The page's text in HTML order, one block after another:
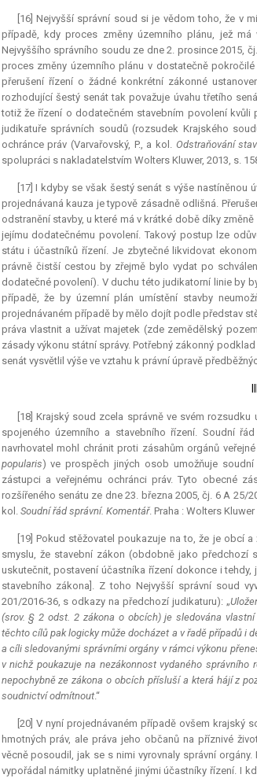
[16] Nejvyšší správní soud si je vědom toho, že v
případě, kdy proces změny územního plánu, jež
Nejvyššího správního soudu ze dne 2. prosince 2015,
proces změny územního plánu v dostatečně
přerušení řízení o žádné konkrétní zákonné
rozhodující šestý senát tak považuje úvahu třetího
totiž že řízení o dodatečném stavebním povolení
judikatuře správních soudů (rozsudek Krajského
ochránce práv (Varvařovský, P., a kol. Odstraňování
spolupráci s nakladatelstvím Wolters Kluwer, 2013, s.
[17] I kdyby se však šestý senát s výše
projednávaná kauza je typově zásadně odlišná.
odstranění stavby, u které má v krátké době díky
jejímu dodatečnému povolení. Takový postup lze
státu i účastníků řízení. Je zbytečné likvidovat
právně čistší cestou by zřejmě bylo vydat po
dodatečné povolení). V duchu této judikatorní linie by
případě, že by územní plán umístění stavby
projednávaném případě by mělo dojít podle představ
práva vlastnit a užívat majetek (zde zemědělský
zásady výkonu státní správy. Potřebný zákonný
senát vysvětlil výše ve vztahu k právní úpravě
[18] Krajský soud zcela správně ve svém
spojeného územního a stavebního řízení. Soudní
navrhovatel mohl chránit proti zásahům orgánů
popularis) ve prospěch jiných osob umožňuje
zástupci a veřejnému ochránci práv. Tyto obecné
rozšířeného senátu ze dne 23. března 2005, čj. 6 A 25/
kol. Soudní řád správní. Komentář. Praha : Wolters Kluwer
[19] Pokud stěžovatel poukazuje na to, že je obcí
smyslu, že stavební zákon (obdobně jako předchozí
uskutečnit, postavení účastníka řízení dokonce i
stavebního zákona]. Z toho Nejvyšší správní soud
201/2016-36, s odkazy na předchozí judikaturu): „
(srov. § 2 odst. 2 zákona o obcích) je sledována
těchto cílů pak logicky může docházet a v řadě případů i
a cíli sledovanými správními orgány v rámci výkonu
v nichž poukazuje na nezákonnost vydaného
nepochybně ze zákona o obcích přísluší a která hájí z
soudnictví odmítnout.“
[20] V nyní projednávaném případě ovšem krajský
hmotných práv, ale práva jeho občanů na příznivé
věcně posoudil, jak se s nimi vyrovnaly správní
vypořádal námitky uplatněné jinými účastníky řízení. I